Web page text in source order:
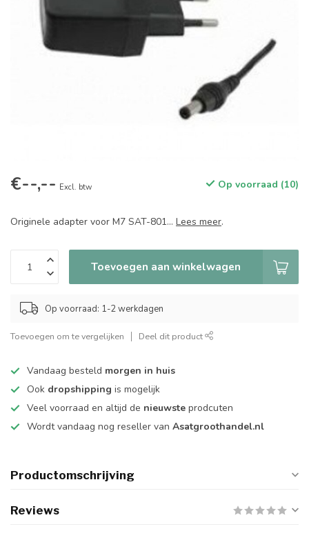
€--,-- Excl. btw Op voorraad (10)
Originele adapter voor M7 SAT-801... Lees meer.
Toevoegen aan winkelwagen
Op voorraad: 1-2 werkdagen
Toevoegen om te vergelijken Deel dit product
Vandaag besteld morgen in huis
Ook dropshipping is mogelijk
Veel voorraad en altijd de nieuwste prodcuten
Wordt vandaag nog reseller van Asatgroothandel.nl
Productomschrijving
Reviews